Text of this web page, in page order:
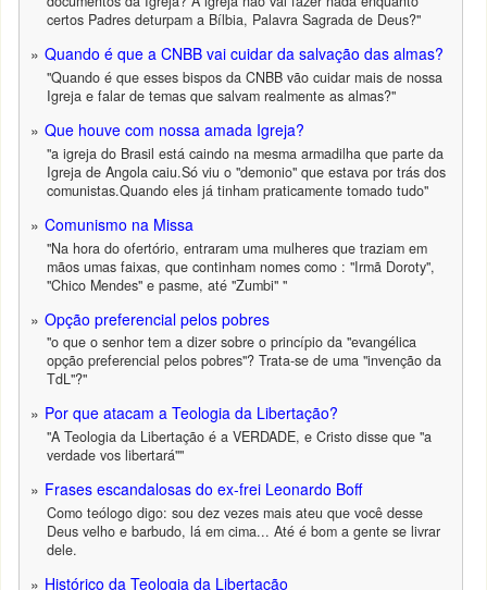
certos Padres deturpam a Bílbia, Palavra Sagrada de Deus?"
Quando é que a CNBB vai cuidar da salvação das almas?
"Quando é que esses bispos da CNBB vão cuidar mais de nossa
Igreja e falar de temas que salvam realmente as almas?"
Que houve com nossa amada Igreja?
"a igreja do Brasil está caindo na mesma armadilha que parte da
Igreja de Angola caiu.Só viu o "demonio" que estava por trás dos
comunistas.Quando eles já tinham praticamente tomado tudo"
Comunismo na Missa
"Na hora do ofertório, entraram uma mulheres que traziam em
mãos umas faixas, que continham nomes como : "Irmã Doroty",
"Chico Mendes" e pasme, até "Zumbi" "
Opção preferencial pelos pobres
"o que o senhor tem a dizer sobre o princípio da "evangélica
opção preferencial pelos pobres"? Trata-se de uma "invenção da
TdL"?"
Por que atacam a Teologia da Libertação?
"A Teologia da Libertação é a VERDADE, e Cristo disse que "a
verdade vos libertará""
Frases escandalosas do ex-frei Leonardo Boff
Como teólogo digo: sou dez vezes mais ateu que você desse
Deus velho e barbudo, lá em cima... Até é bom a gente se livrar
dele.
Histórico da Teologia da Libertação